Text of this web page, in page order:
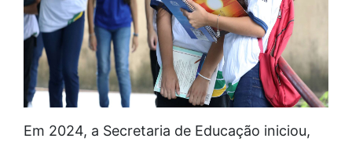
Em 2024, a Secretaria de Educação iniciou,